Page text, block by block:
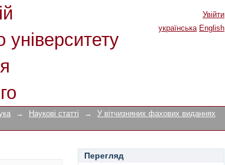
університету
Увійти
українська English
→ Наукові статті →
У вітчизняних фахових виданнях
Перегляд